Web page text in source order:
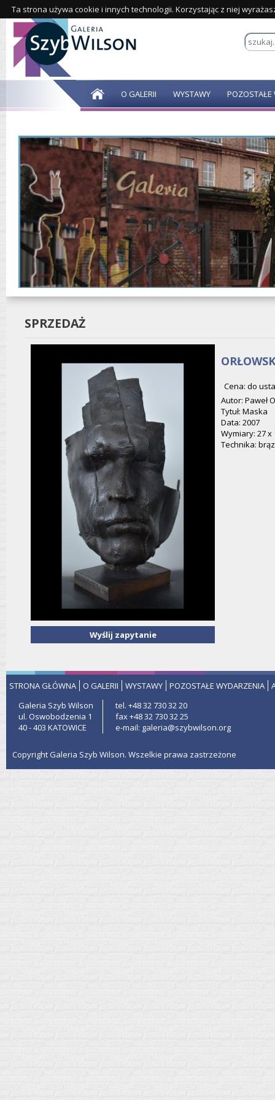
Ta strona używa cookie i innych technologii. Korzystając z niej
O GALERII WYSTAWY POZOSTAŁE
SPRZEDAŻ
Wyślij zapytanie
Cena: do
Autor: Paweł
Tytuł: Maska
Data: 2007
Wymiary: 27 x
Technika: brąz
STRONA GŁÓWNA O GALERII WYSTAWY POZOSTAŁE WYDARZENIA
Galeria Szyb Wilson
ul. Oswobodzenia 1
40 - 403 KATOWICE
tel. +48 32 730 32 20
fax +48 32 730 32 25
e-mail: galeria@szybwilson.org
Copyright Galeria Szyb Wilson. Wszelkie prawa zastrzeżone